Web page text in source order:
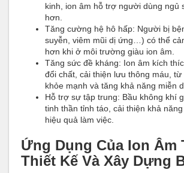
kinh, ion âm hỗ trợ người dùng ngủ
hơn.
Tăng cường hệ hô hấp: Người bị
suyễn, viêm mũi dị ứng…) có thể
hơn khi ở môi trường giàu ion âm.
Tăng sức đề kháng: Ion âm kích
đổi chất, cải thiện lưu thông máu,
khỏe mạnh và tăng khả năng miễn
Hỗ trợ sự tập trung: Bầu không khí
tinh thần tỉnh táo, cải thiện khả
hiệu quả làm việc.
Ứng Dụng Của Ion Âm
Thiết Kế Và Xây Dựng